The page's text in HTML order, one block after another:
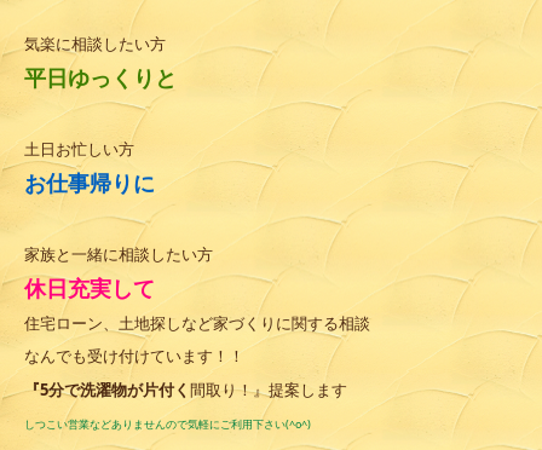
気楽に相談したい方
平日ゆっくりと
土日お忙しい方
お仕事帰りに
家族と一緒に相談したい方
休日充実して
住宅ローン、土地探しなど家づくりに関する相談
なんでも受け付けています！！
『5分で洗濯物が片付く 間取り！』提案します
しつこい営業などありませんので気軽にご利用下さい(^o^)